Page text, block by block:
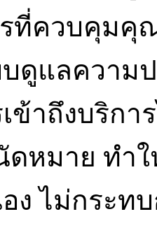
ที่ควบคุมคุ
ดูแลความ
ข้าถึงบริกา
ดหมาย ทำ
ง ไม่กระท